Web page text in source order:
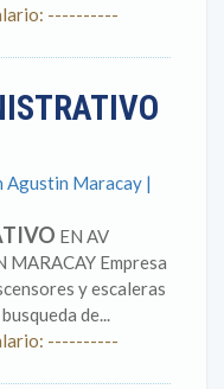
----------
Agustin Maracay |
EN AV
MARACAY Empresa
y escaleras
de...
----------